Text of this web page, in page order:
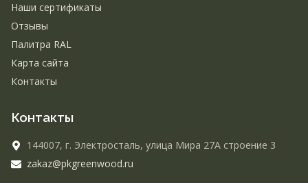
Наши сертификаты
Отзывы
Палитра RAL
Карта сайта
Контакты
Контакты
144007, г. Электросталь, улица Мира 27А строение 3
zakaz@pkgreenwood.ru